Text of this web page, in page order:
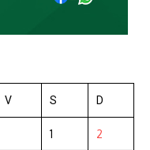
V S D
1 2